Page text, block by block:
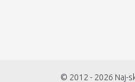
© 2012 - 2026 Naj-